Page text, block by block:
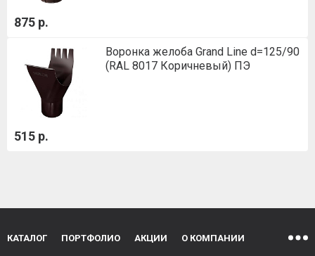
875 р.
Воронка желоба Grand Line d=125/90
(RAL 8017 Коричневый) ПЭ
515 р.
КАТАЛОГ ПОРТФОЛИО АКЦИИ О КОМПАНИИ